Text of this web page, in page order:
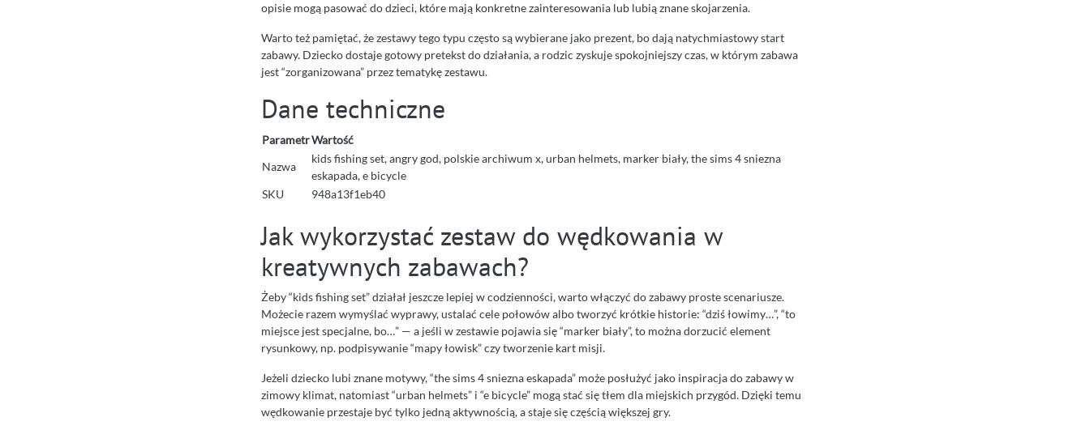
opisie mogą pasować do dzieci, które mają konkretne zainteresowania lub lubią znane skojarzenia.
Warto też pamiętać, że zestawy tego typu często są wybierane jako prezent, bo dają natychmiastowy start
zabawy. Dziecko dostaje gotowy pretekst do działania, a rodzic zyskuje spokojniejszy czas, w którym zabawa
jest “zorganizowana” przez tematykę zestawu.
Dane techniczne
ParametrWartość
Nazwa
kids fishing set, angry god, polskie archiwum x, urban helmets, marker biały, the sims 4 sniezna
eskapada, e bicycle
SKU
948a13f1eb40
Jak wykorzystać zestaw do wędkowania w
kreatywnych zabawach?
Żeby “kids fishing set” działał jeszcze lepiej w codzienności, warto włączyć do zabawy proste scenariusze.
Możecie razem wymyślać wyprawy, ustalać cele połowów albo tworzyć krótkie historie: “dziś łowimy…”, “to
miejsce jest specjalne, bo…” — a jeśli w zestawie pojawia się “marker biały”, to można dorzucić element
rysunkowy, np. podpisywanie “mapy łowisk” czy tworzenie kart misji.
Jeżeli dziecko lubi znane motywy, “the sims 4 sniezna eskapada” może posłużyć jako inspiracja do zabawy w
zimowy klimat, natomiast “urban helmets” i “e bicycle” mogą stać się tłem dla miejskich przygód. Dzięki temu
wędkowanie przestaje być tylko jedną aktywnością, a staje się częścią większej gry.